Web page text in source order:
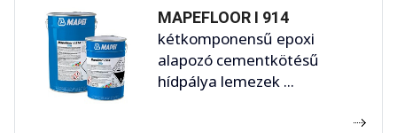
MAPEFLOOR I 914
kétkomponensű epoxi
alapozó cementkötésű
hídpálya lemezek ...